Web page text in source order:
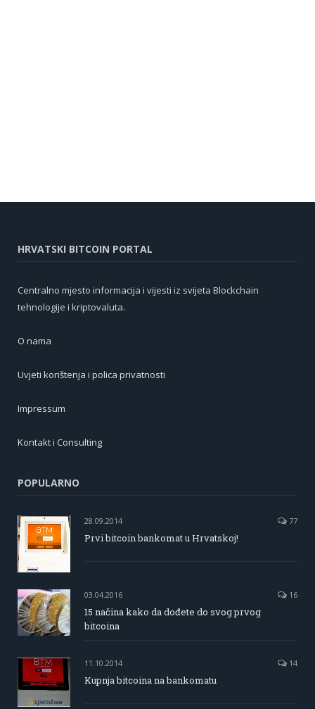
HRVATSKI BITCOIN PORTAL
Centralno mjesto informacija i vijesti iz svijeta Blockchain
tehnologije i kriptovaluta.
O nama
Uvjeti korištenja i polica privatnosti
Impressum
Kontakt i Consulting
POPULARNO
28.09.2014 77
Prvi bitcoin bankomat u Hrvatskoj!
03.04.2016 16
15 načina kako da dođete do svog prvog
bitcoina
11.10.2014 14
Kupnja bitcoina na bankomatu